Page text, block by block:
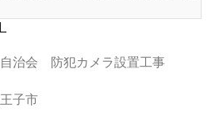
治会 防犯カメラ設置工事
子市